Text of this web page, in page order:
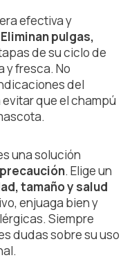
efectiva y
Eliminan pulgas,
de su ciclo de
y fresca. No
del
que el champú
una solución
. Elige un
tamaño y salud
enjuaga bien y
Siempre
dudas sobre su uso